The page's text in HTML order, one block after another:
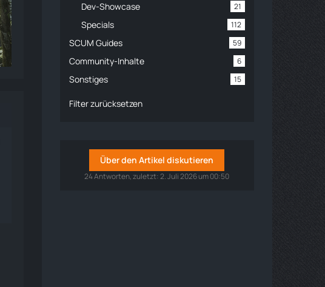
Dev-Showcase 21
Specials 112
SCUM Guides 59
Community-Inhalte 6
Sonstiges 15
Filter zurücksetzen
Über den Artikel diskutieren
24 Antworten, zuletzt:2. Juli 2026 um 00:50